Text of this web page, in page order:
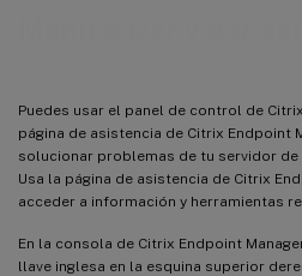
Puedes usar el panel de control de
página de asistencia de Citrix Endpoint
solucionar problemas de tu servidor de
Usa la página de asistencia de Citrix
acceder a información y herramientas
En la consola de Citrix Endpoint
llave inglesa en la esquina superior